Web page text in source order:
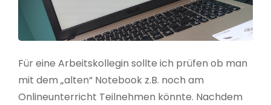
Für eine Arbeitskollegin sollte ich prüfen ob man
mit dem „alten“ Notebook z.B. noch am
Onlineunterricht Teilnehmen könnte. Nachdem